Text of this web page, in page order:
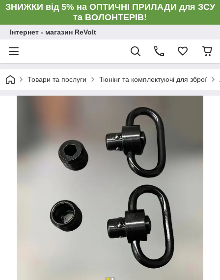
ЗНИЖКИ від 5% на ОПТИЧНІ ПРИЛАДИ для ЗСУ
та ВОЛОНТЕРІВ!
Інтернет - магазин ReVolt
Товари та послуги Тюнінг та комплектуючі для зброї